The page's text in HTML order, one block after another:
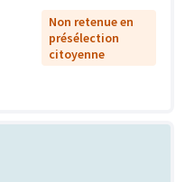
Non retenue en
présélection
citoyenne